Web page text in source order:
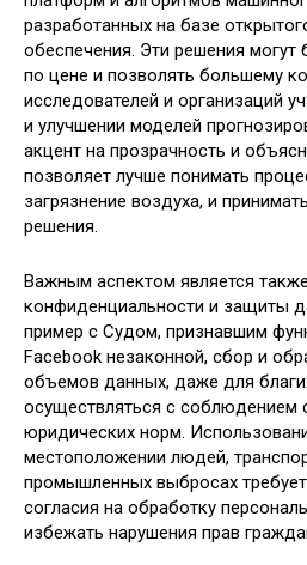
разработанных на базе
обеспечения. Эти решения
по цене и позволять большему
исследователей и организаций
и улучшении моделей
акцент на прозрачность и
позволяет лучше понимать
загрязнение воздуха, и
решения.
Важным аспектом является
конфиденциальности и защиты
пример с Судом, признавшим
Facebook незаконной, сбор и
объемов данных, даже для
осуществляться с соблюдением
юридических норм.
местоположении людей,
промышленных выбросах
согласия на обработку
избежать нарушения прав